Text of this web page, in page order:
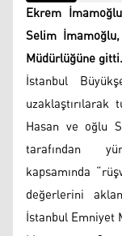
Ekrem
Selim
Müdürlüğüne gitti.
İstanbul
uzaklaştırılarak
Hasan ve oğlu
tarafından
kapsamında
değerlerini
İstanbul Emniyet